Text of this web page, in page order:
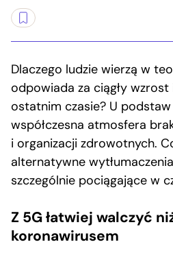
Dlaczego ludzie wierzą w
odpowiada za ciągły
ostatnim czasie? U
współczesna atmosfera
i organizacji zdrowotnych.
alternatywne
szczególnie pociągające w
Z 5G łatwiej walczyć
koronawirusem